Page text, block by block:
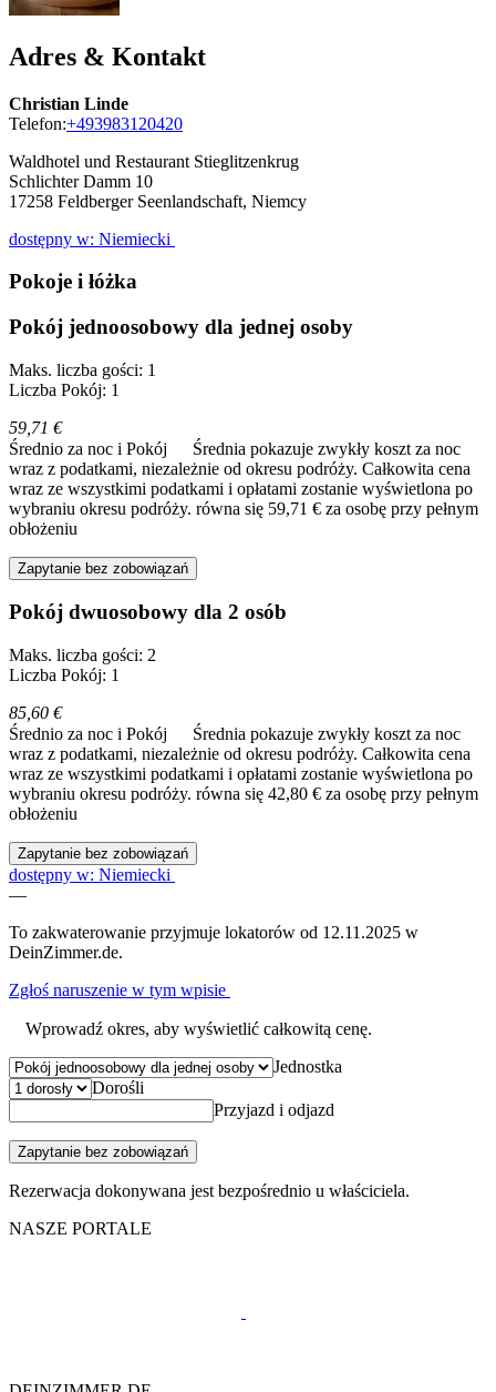
Adres & Kontakt
Christian Linde
Telefon:+493983120420
Waldhotel und Restaurant Stieglitzenkrug
Schlichter Damm 10
17258 Feldberger Seenlandschaft, Niemcy
dostępny w: Niemiecki
Pokoje i łóżka
Pokój jednoosobowy dla jednej osoby
Maks. liczba gości: 1
Liczba Pokój: 1
59,71 €
Średnio za noc i Pokój
Średnia pokazuje zwykły koszt za noc
wraz z podatkami, niezależnie od okresu podróży. Całkowita cena
wraz ze wszystkimi podatkami i opłatami zostanie wyświetlona po
wybraniu okresu podróży. równa się 59,71 € za osobę przy pełnym
obłożeniu
Zapytanie bez zobowiązań
Pokój dwuosobowy dla 2 osób
Maks. liczba gości: 2
Liczba Pokój: 1
85,60 €
Średnio za noc i Pokój
Średnia pokazuje zwykły koszt za noc
wraz z podatkami, niezależnie od okresu podróży. Całkowita cena
wraz ze wszystkimi podatkami i opłatami zostanie wyświetlona po
wybraniu okresu podróży. równa się 42,80 € za osobę przy pełnym
obłożeniu
Zapytanie bez zobowiązań
dostępny w: Niemiecki
—
To zakwaterowanie przyjmuje lokatorów od 12.11.2025 w
DeinZimmer.de.
Zgłoś naruszenie w tym wpisie
Wprowadź okres, aby wyświetlić całkowitą cenę.
Jednostka
Dorośli
Przyjazd i odjazd
Zapytanie bez zobowiązań
Rezerwacja dokonywana jest bezpośrednio u właściciela.
NASZE PORTALE